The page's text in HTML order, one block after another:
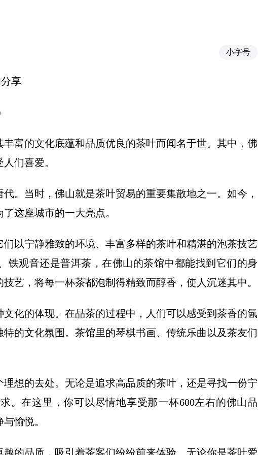
小字号
享
富的文化底蕴和品质优良的茶叶而闻名于世。其中，佛
们喜爱。
。当时，佛山就是茶叶贸易的重要集散地之一。如今，
这座城市的一大亮点。
以宁静雅致的环境、丰富多样的茶叶和精湛的泡茶技艺
铁观音还是普洱茶，在佛山的茶馆中都能找到它们的身
艺，将每一杯茶都泡制得精致而醇香，使人沉迷其中。
化的体现。在品茶的过程中，人们可以感受到茶香的氤
的文化氛围。茶馆里的琴棋书画、传统乐曲以及茶友们
想的去处。无论是追求高品质的茶叶，还是寻找一份宁
。在这里，你可以尽情地享受那一杯600左右的佛山品
愉悦。
的品质，吸引着茶客们纷纷前来体验。无论你是茶叶爱